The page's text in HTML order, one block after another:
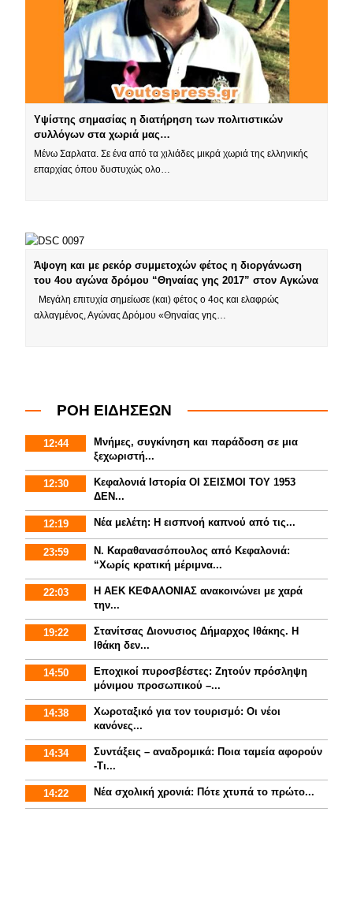
Υψίστης σημασίας η διατήρηση των πολιτιστικών
συλλόγων στα χωριά μας…
Μένω Σαρλατα. Σε ένα από τα χιλιάδες μικρά χωριά της ελληνικής
επαρχίας όπου δυστυχώς ολο…
Άψογη και με ρεκόρ συμμετοχών φέτος η διοργάνωση
του 4ου αγώνα δρόμου “Θηναίας γης 2017” στον Αγκώνα
Μεγάλη επιτυχία σημείωσε (και) φέτος ο 4ος και ελαφρώς
αλλαγμένος, Αγώνας Δρόμου «Θηναίας γης…
ΡΟΗ ΕΙΔΗΣΕΩΝ
12:44
Μνήμες, συγκίνηση και παράδοση σε μια
ξεχωριστή...
12:30
Κεφαλονιά Ιστορία ΟΙ ΣΕΙΣΜΟΙ ΤΟΥ 1953
ΔΕΝ...
12:19 Νέα μελέτη: Η εισπνοή καπνού από τις...
23:59
Ν. Καραθανασόπουλος από Κεφαλονιά:
“Χωρίς κρατική μέριμνα...
22:03
Η ΑΕΚ ΚΕΦΑΛΟΝΙΑΣ ανακοινώνει με χαρά
την...
19:22
Στανίτσας Διονυσιος Δήμαρχος Ιθάκης. Η
Ιθάκη δεν...
14:50
Εποχικοί πυροσβέστες: Ζητούν πρόσληψη
μόνιμου προσωπικού –...
14:38
Χωροταξικό για τον τουρισμό: Οι νέοι
κανόνες...
14:34
Συντάξεις – αναδρομικά: Ποια ταμεία αφορούν
-Τι...
14:22 Νέα σχολική χρονιά: Πότε χτυπά το πρώτο...